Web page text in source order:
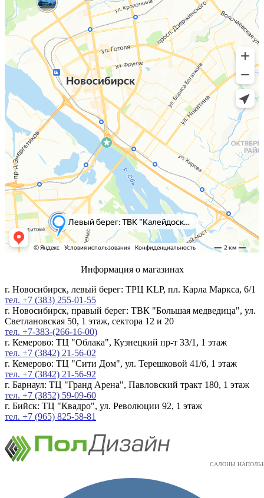
Информация о магазинах
г. Новосибирск, левый берег: ТРЦ KLP, пл. Карла Маркса, 6/1
тел. +7 (383) 255-01-55
г. Новосибирск, правый берег: ТВК "Большая медведица", ул.
Светлановская 50, 1 этаж, сектора 12 и 20
тел. +7-383-(266-16-00)
г. Кемерово: ТЦ "Облака", Кузнецкий пр-т 33/1, 1 этаж
тел. +7 (3842) 21-56-02
г. Кемерово: ТЦ "Сити Дом", ул. Терешковой 41/б, 1 этаж
тел. +7 (3842) 21-56-92
г. Барнаул: ТЦ "Гранд Арена", Павловский тракт 180, 1 этаж
тел. +7 (3852) 59-09-60
г. Бийск: ТЦ "Квадро", ул. Революции 92, 1 этаж
тел. +7 (965) 825-58-81
САЛОНЫ